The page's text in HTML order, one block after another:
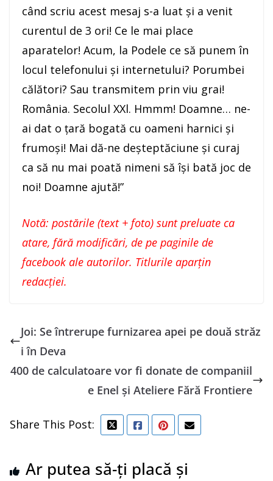
când scriu acest mesaj s-a luat și a venit
curentul de 3 ori! Ce le mai place
aparatelor! Acum, la Podele ce să punem în
locul telefonului și internetului? Porumbei
călători? Sau transmitem prin viu grai!
România. Secolul XXl. Hmmm! Doamne… ne-
ai dat o țară bogată cu oameni harnici și
frumoși! Mai dă-ne deșteptăciune și curaj
ca să nu mai poată nimeni să își bată joc de
noi! Doamne ajută!”
Notă: postările (text + foto) sunt preluate ca
atare, fără modificări, de pe paginile de
facebook ale autorilor. Titlurile aparțin
redacției.
Joi: Se întrerupe furnizarea apei pe două străz
i în Deva
400 de calculatoare vor fi donate de companiil
e Enel și Ateliere Fără Frontiere
Share This Post:
Ar putea să-ți placă și